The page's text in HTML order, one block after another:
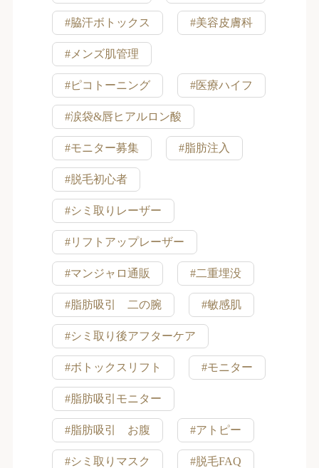
#脇汗ボトックス #美容皮膚科
#メンズ肌管理
#ピコトーニング #医療ハイフ
#涙袋&唇ヒアルロン酸
#モニター募集 #脂肪注入
#脱毛初心者
#シミ取りレーザー
#リフトアップレーザー
#マンジャロ通販 #二重埋没
#脂肪吸引 二の腕 #敏感肌
#シミ取り後アフターケア
#ボトックスリフト #モニター
#脂肪吸引モニター
#脂肪吸引 お腹 #アトピー
#シミ取りマスク #脱毛FAQ